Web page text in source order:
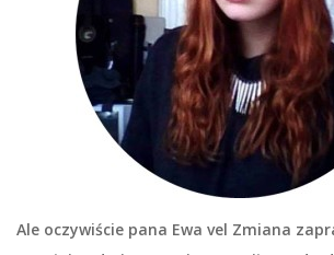
Ale oczywiście pana Ewa vel Zmiana